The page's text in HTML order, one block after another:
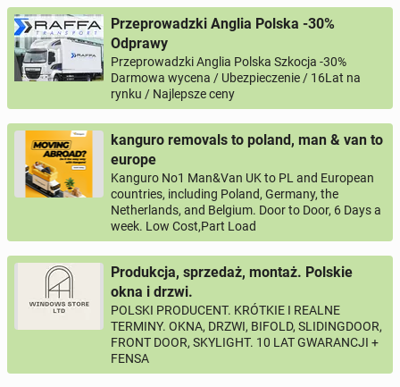
Przeprowadzki Anglia Polska -30%
Odprawy
Przeprowadzki Anglia Polska Szkocja -30%
Darmowa wycena / Ubezpieczenie / 16Lat na
rynku / Najlepsze ceny
kanguro removals to poland, man & van to
europe
Kanguro No1 Man&Van UK to PL and European
countries, including Poland, Germany, the
Netherlands, and Belgium. Door to Door, 6 Days a
week. Low Cost,Part Load
Produkcja, sprzedaż, montaż. Polskie
okna i drzwi.
POLSKI PRODUCENT. KRÓTKIE I REALNE
TERMINY. OKNA, DRZWI, BIFOLD, SLIDINGDOOR,
FRONT DOOR, SKYLIGHT. 10 LAT GWARANCJI +
FENSA